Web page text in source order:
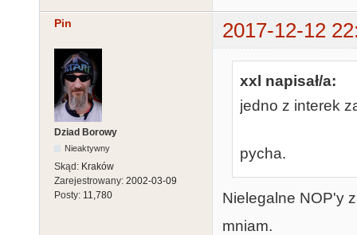
Pin 2017-12-12
Dziad Borowy
Nieaktywny
Skąd: Kraków
Zarejestrowany: 2002-03-09
Posty: 11,780
xxl napisał/a:
jedno z interek
pycha.
Nielegalne NOP'y
mniam.